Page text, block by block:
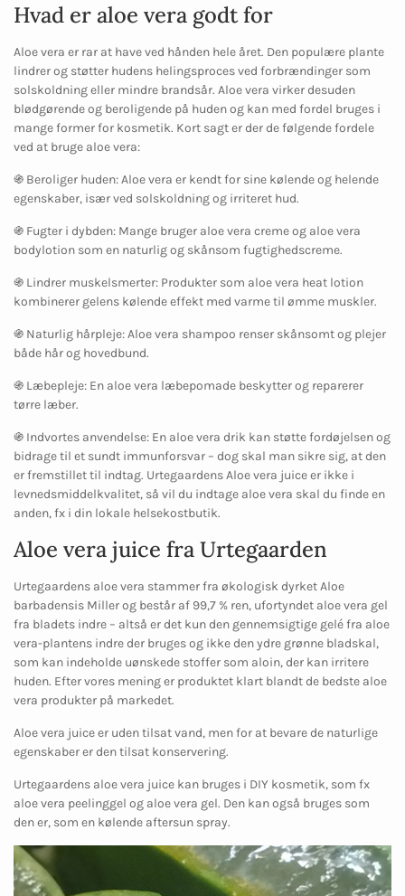
Hvad er aloe vera godt for
Aloe vera er rar at have ved hånden hele året. Den populære plante
lindrer og støtter hudens helingsproces ved forbrændinger som
solskoldning eller mindre brandsår. Aloe vera virker desuden
blødgørende og beroligende på huden og kan med fordel bruges i
mange former for kosmetik. Kort sagt er der de følgende fordele
ved at bruge aloe vera:
֍ Beroliger huden: Aloe vera er kendt for sine kølende og helende
egenskaber, især ved solskoldning og irriteret hud.
֍ Fugter i dybden: Mange bruger aloe vera creme og aloe vera
bodylotion som en naturlig og skånsom fugtighedscreme.
֍ Lindrer muskelsmerter: Produkter som aloe vera heat lotion
kombinerer gelens kølende effekt med varme til ømme muskler.
֍ Naturlig hårpleje: Aloe vera shampoo renser skånsomt og plejer
både hår og hovedbund.
֍ Læbepleje: En aloe vera læbepomade beskytter og reparerer
tørre læber.
֍ Indvortes anvendelse: En aloe vera drik kan støtte fordøjelsen og
bidrage til et sundt immunforsvar – dog skal man sikre sig, at den
er fremstillet til indtag. Urtegaardens Aloe vera juice er ikke i
levnedsmiddelkvalitet, så vil du indtage aloe vera skal du finde en
anden, fx i din lokale helsekostbutik.
Aloe vera juice fra Urtegaarden
Urtegaardens aloe vera stammer fra økologisk dyrketAloe
barbadensis Millerog består af 99,7 % ren, ufortyndet aloe vera gel
fra bladets indre – altså er det kun den gennemsigtige gelé fra aloe
vera-plantens indre der bruges og ikke den ydre grønne bladskal,
som kan indeholde uønskede stoffer som aloin, der kan irritere
huden. Efter vores mening er produktet klart blandt de bedste aloe
vera produkter på markedet.
Aloe vera juice er uden tilsat vand, men for at bevare de naturlige
egenskaber er den tilsat konservering.
Urtegaardens aloe vera juice kan bruges i DIY kosmetik, som fx
aloe vera peelinggel og aloe vera gel. Den kan også bruges som
den er, som en kølende aftersun spray.